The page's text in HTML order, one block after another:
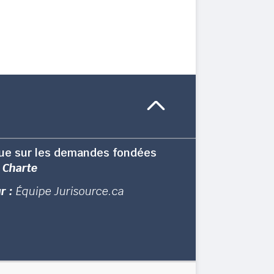
sur les demandes fondées
Charte
: Équipe Jurisource.ca